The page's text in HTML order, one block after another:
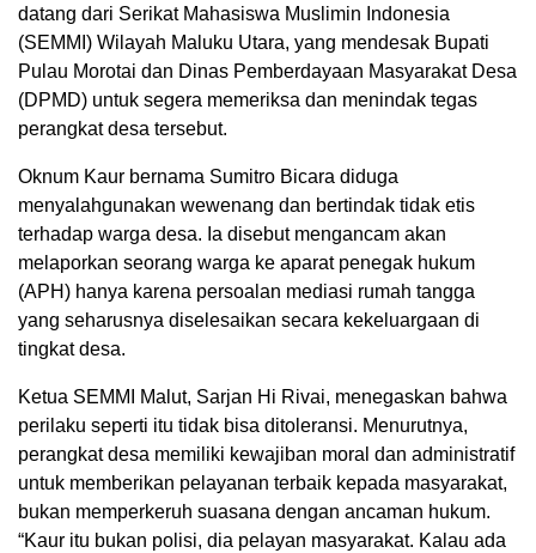
datang dari Serikat Mahasiswa Muslimin Indonesia
(SEMMI) Wilayah Maluku Utara, yang mendesak Bupati
Pulau Morotai dan Dinas Pemberdayaan Masyarakat Desa
(DPMD) untuk segera memeriksa dan menindak tegas
perangkat desa tersebut.
Oknum Kaur bernama Sumitro Bicara diduga
menyalahgunakan wewenang dan bertindak tidak etis
terhadap warga desa. Ia disebut mengancam akan
melaporkan seorang warga ke aparat penegak hukum
(APH) hanya karena persoalan mediasi rumah tangga
yang seharusnya diselesaikan secara kekeluargaan di
tingkat desa.
Ketua SEMMI Malut, Sarjan Hi Rivai, menegaskan bahwa
perilaku seperti itu tidak bisa ditoleransi. Menurutnya,
perangkat desa memiliki kewajiban moral dan administratif
untuk memberikan pelayanan terbaik kepada masyarakat,
bukan memperkeruh suasana dengan ancaman hukum.
“Kaur itu bukan polisi, dia pelayan masyarakat. Kalau ada